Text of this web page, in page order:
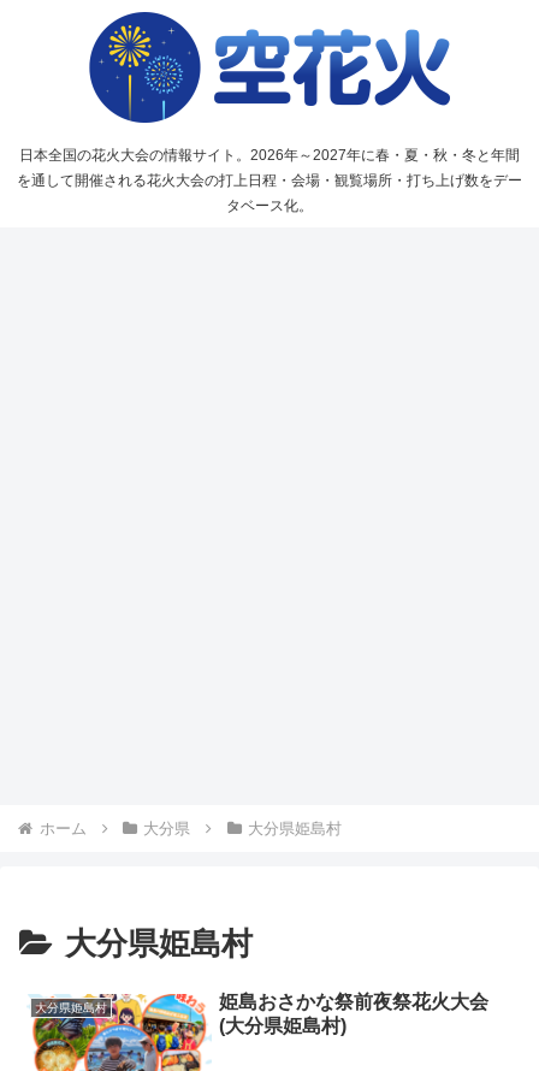
日本全国の花火大会の情報サイト。2026年～2027年に春・夏・秋・冬と年間
を通して開催される花火大会の打上日程・会場・観覧場所・打ち上げ数をデー
タベース化。
ホーム 大分県 大分県姫島村
大分県姫島村
大分県姫島村
姫島おさかな祭前夜祭花火大会
(大分県姫島村)